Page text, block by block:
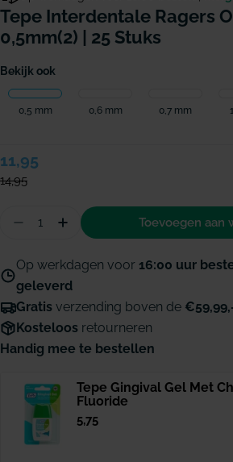
Tepe Interdentale Ragers
0,5mm(2) | 25 Stuks
Bekijk ook
0,5 mm 0,6 mm 0,7 mm
Verkoopprijs
11,95
Normale
prijs
14,95
Hoeveelheid
Aantal verminderen voor
Hoeveelheid verhogen
Toevoegen aan
Op werkdagen voor 16:00 uur
geleverd
Gratis verzending boven de
Kosteloos retourneren
Handig mee te bestellen
Tepe Gingival Gel Met
Fluoride
Normale
5,75